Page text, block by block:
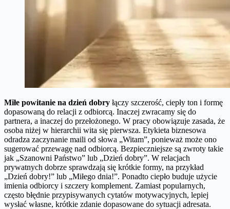
Miłe powitanie na dzień dobry łączy szczerość, ciepły ton i formę
dopasowaną do relacji z odbiorcą. Inaczej zwracamy się do
partnera, a inaczej do przełożonego. W pracy obowiązuje zasada, że
osoba niżej w hierarchii wita się pierwsza. Etykieta biznesowa
odradza zaczynanie maili od słowa „Witam”, ponieważ może ono
sugerować przewagę nad odbiorcą. Bezpieczniejsze są zwroty takie
jak „Szanowni Państwo” lub „Dzień dobry”. W relacjach
prywatnych dobrze sprawdzają się krótkie formy, na przykład
„Dzień dobry!” lub „Miłego dnia!”. Ponadto ciepło buduje użycie
imienia odbiorcy i szczery komplement. Zamiast popularnych,
często błędnie przypisywanych cytatów motywacyjnych, lepiej
wysłać własne, krótkie zdanie dopasowane do sytuacji adresata.